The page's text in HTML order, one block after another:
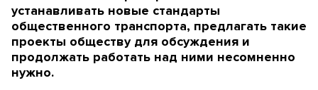
устанавливать новые стандарты
общественного транспорта, предлагать такие
проекты обществу для обсуждения и
продолжать работать над ними несомненно
нужно.